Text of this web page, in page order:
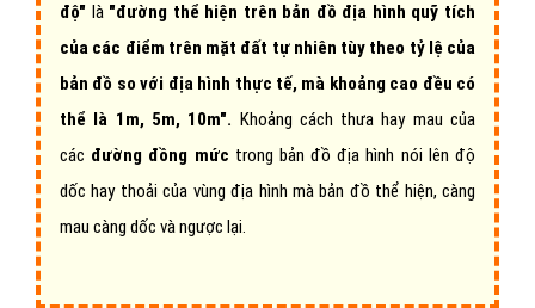
độ" là"đường thể hiện trên bản đồ địa hình quỹ tích
của các điểm trên mặt đất tự nhiên tùy theo tỷ lệ của
bản đồ so với địa hình thực tế, mà khoảng cao đều có
thể là 1m, 5m, 10m". Khoảng cách thưa hay mau của
các đường đồng mức trong bản đồ địa hình nói lên độ
dốc hay thoải của vùng địa hình mà bản đồ thể hiện, càng
mau càng dốc và ngược lại.